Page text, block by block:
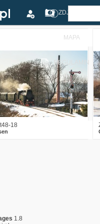
ZDJĘCIA
MAPA
REGULAMIN
11
18
1.8